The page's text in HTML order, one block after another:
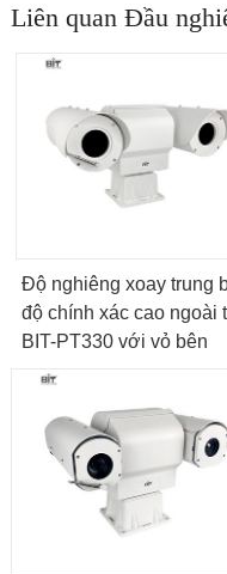
Liên quan Đầu
Độ nghiêng xoay trung
độ chính xác cao ngoài
BIT-PT330 với vỏ bên